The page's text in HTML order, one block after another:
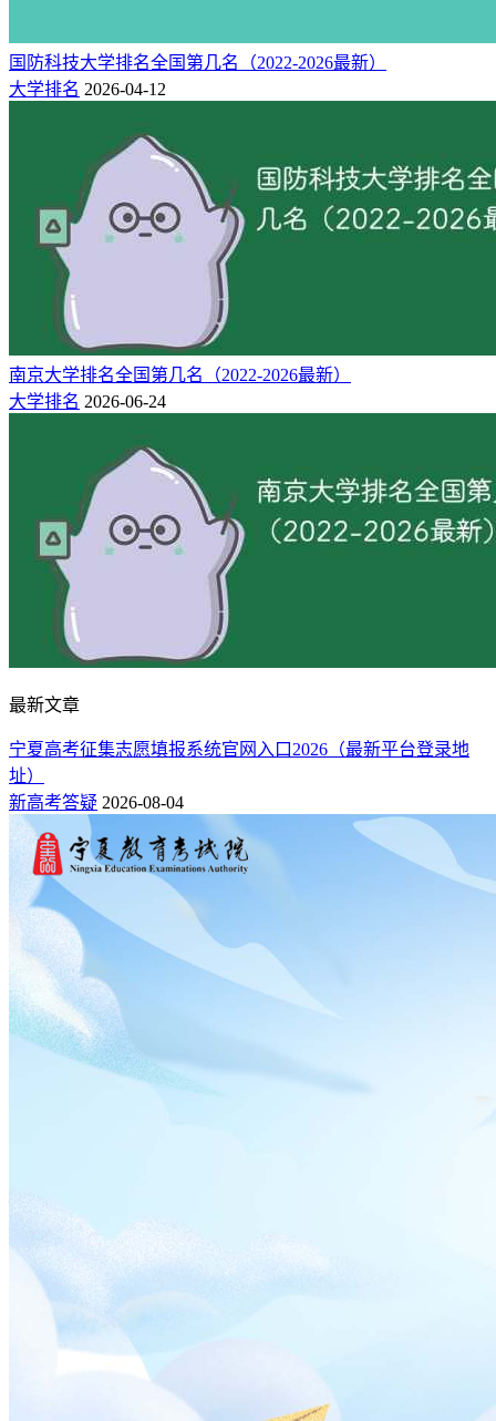
国防科技大学排名全国第几名（2022-2026最新）
大学排名 2026-04-12
南京大学排名全国第几名（2022-2026最新）
大学排名 2026-06-24
最新文章
宁夏高考征集志愿填报系统官网入口2026（最新平台登录地
址）
新高考答疑 2026-08-04